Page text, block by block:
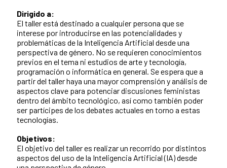
Dirigido a:
El taller está destinado a cualquier persona que se
interese por introducirse en las potencialidades y
problemáticas de la Inteligencia Artificial desde una
perspectiva de género. No se requieren conocimientos
previos en el tema ni estudios de arte y tecnología,
programación o informática en general. Se espera que a
partir del taller haya una mayor comprensión y análisis de
aspectos clave para potenciar discusiones feministas
dentro del ámbito tecnológico, así como también poder
ser partícipes de los debates actuales en torno a estas
tecnologías.
Objetivos:
El objetivo del taller es realizar un recorrido por distintos
aspectos del uso de la Inteligencia Artificial (IA) desde